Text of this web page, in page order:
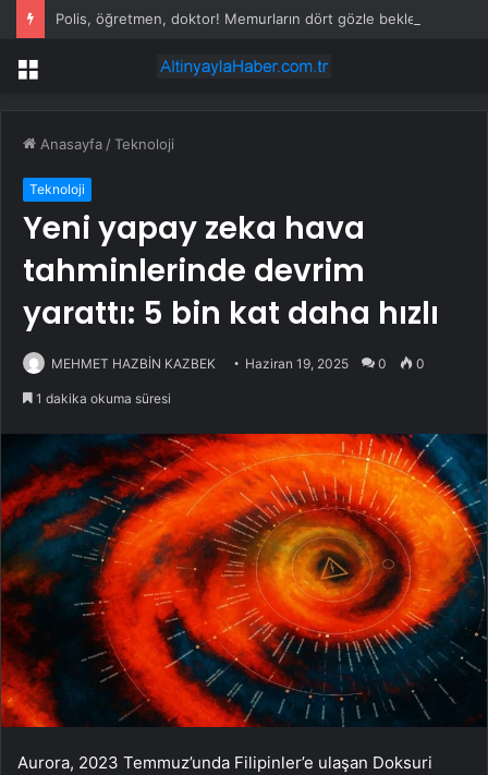
Menü
Anasayfa /Teknoloji
Teknoloji
Yeni yapay zeka hava
tahminlerinde devrim
yarattı: 5 bin kat daha hızlı
MEHMET HAZBİN KAZBEK Haziran 19, 2025 0 0
1 dakika okuma süresi
Aurora, 2023 Temmuz’unda Filipinler’e ulaşan Doksuri